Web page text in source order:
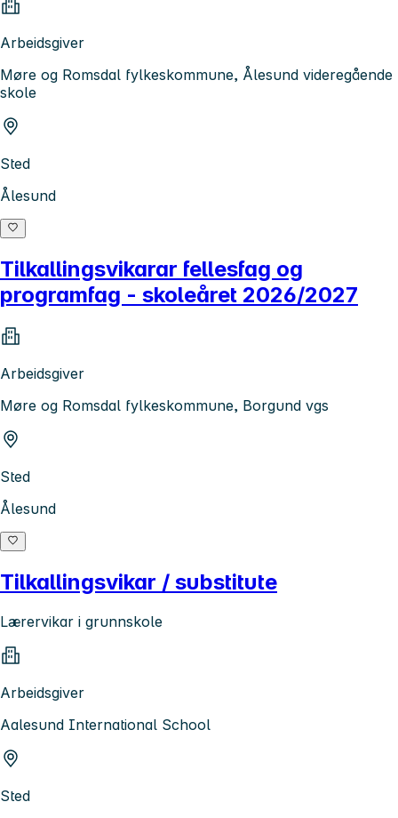
Arbeidsgiver
Møre og Romsdal fylkeskommune, Ålesund videregående
skole
Sted
Ålesund
Tilkallingsvikarar fellesfag og
programfag - skoleåret 2026/2027
Arbeidsgiver
Møre og Romsdal fylkeskommune, Borgund vgs
Sted
Ålesund
Tilkallingsvikar / substitute
Lærervikar i grunnskole
Arbeidsgiver
Aalesund International School
Sted